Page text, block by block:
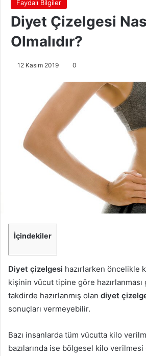
Faydalı Bilgiler
Diyet Çizelgesi
Olmalıdır?
12 Kasım 2019 0
İçindekiler
Diyet çizelgesi hazırlarken öncelikle
kişinin vücut tipine göre hazırlanması
takdirde hazırlanmış olan diyet
sonuçları vermeyebilir.
Bazı insanlarda tüm vücutta kilo
bazılarında ise bölgesel kilo